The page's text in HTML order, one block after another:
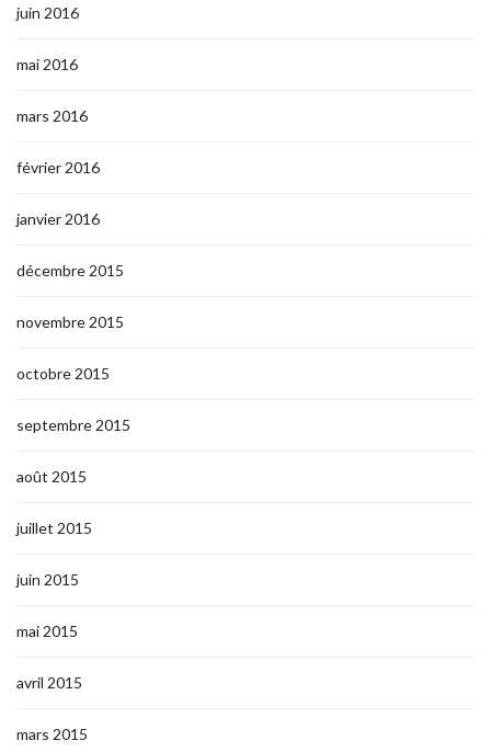
juin 2016
mai 2016
mars 2016
février 2016
janvier 2016
décembre 2015
novembre 2015
octobre 2015
septembre 2015
août 2015
juillet 2015
juin 2015
mai 2015
avril 2015
mars 2015